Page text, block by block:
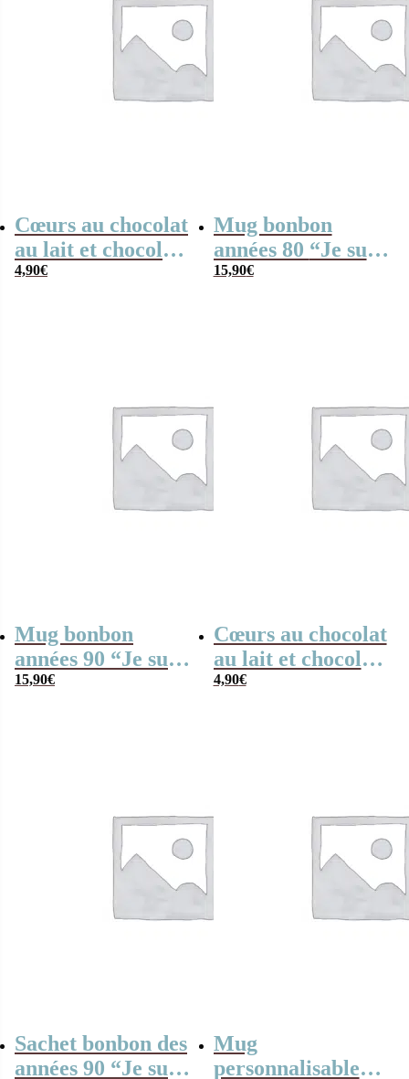
Cœurs au chocolat
au lait et chocolat
noir praliné x8
4,90€
Mug bonbon
années 80 “Je suis
une maman qui
15,90€
Mug bonbon
années 90 “Je suis
une maman qui
15,90€
Cœurs au chocolat
au lait et chocolat
noir praliné x8
4,90€
Sachet bonbon des
années 90 “Je suis
Mug
personnalisable